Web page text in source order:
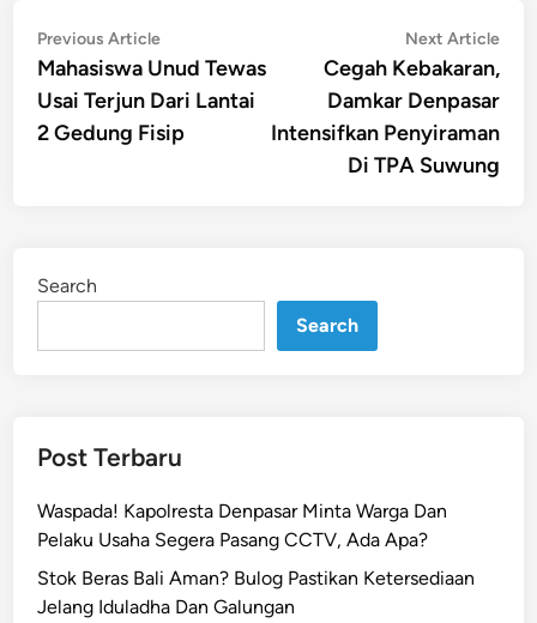
Post
navigation
Previous ArticlePrevious
article:
Mahasiswa Unud Tewas
Usai Terjun Dari Lantai
2 Gedung Fisip
Next Article
Cegah Kebakaran,
Damkar Denpasar
Intensifkan Penyiraman
Di TPA Suwung
Search
Search
Post Terbaru
Waspada! Kapolresta Denpasar Minta Warga Dan
Pelaku Usaha Segera Pasang CCTV, Ada Apa?
Stok Beras Bali Aman? Bulog Pastikan Ketersediaan
Jelang Iduladha Dan Galungan